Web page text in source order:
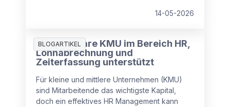
14-05-2026
BLOGARTIKEL
Wie Software KMU im Bereich HR,
Lohnabrechnung und
Zeiterfassung unterstützt
Für kleine und mittlere Unternehmen (KMU)
sind Mitarbeitende das wichtigste Kapital,
doch ein effektives HR Management kann